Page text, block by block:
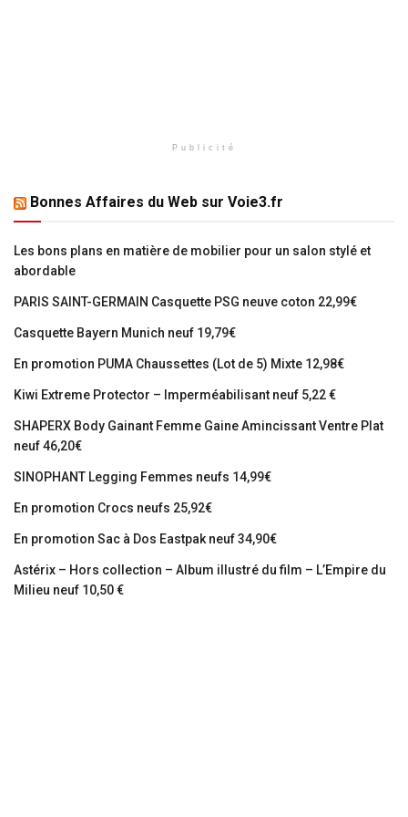
Publicité
Bonnes Affaires du Web sur Voie3.fr
Les bons plans en matière de mobilier pour un salon stylé et
abordable
PARIS SAINT-GERMAIN Casquette PSG neuve coton 22,99€
Casquette Bayern Munich neuf 19,79€
En promotion PUMA Chaussettes (Lot de 5) Mixte 12,98€
Kiwi Extreme Protector – Imperméabilisant neuf 5,22 €
SHAPERX Body Gainant Femme Gaine Amincissant Ventre Plat
neuf 46,20€
SINOPHANT Legging Femmes neufs 14,99€
En promotion Crocs neufs 25,92€
En promotion Sac à Dos Eastpak neuf 34,90€
Astérix – Hors collection – Album illustré du film – L’Empire du
Milieu neuf 10,50 €